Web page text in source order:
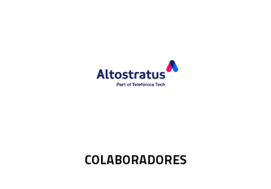
COLABORADORES